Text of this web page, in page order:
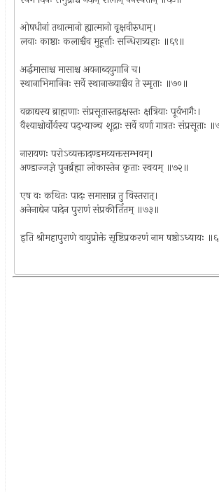
ओषधीनां तथात्मानो ह्यात्मानो वृक्षवीरुधाम्।
लवाः काष्ठाः कलाश्चैव मुहूर्त्ताः सन्धिरात्र्यहाः ॥६९॥
अर्द्धमासाश्च मासाश्च अयनाब्दयुगानि च।
स्थानाभिमानिनः सर्वे स्थानाख्याश्चैव ते स्मृताः ॥७०॥
वक्राद्यस्य ब्राह्मणाः संप्रसूतास्तद्वक्षस्तः क्षत्रियाः पूर्वभागैः।
वैश्याश्चोर्वोर्यस्य पद्भ्याञ्च शूद्राः सर्वे वर्णा गात्रतः संप्रसूताः
नारायणः परोऽव्यक्तादण्डमव्यक्तसम्भवम्।
अण्डाज्जज्ञे पुनर्ब्रह्मा लोकास्तेन कृताः स्वयम् ॥७२॥
एष वः कथितः पादः समासान्न तु विस्तरात्।
अनेनाद्येन पादेन पुराणं संप्रकीर्तितम् ॥७३॥
इति श्रीमहापुराणे वायुप्रोक्ते सृष्टिप्रकरणं नाम षष्ठोऽध्यायः